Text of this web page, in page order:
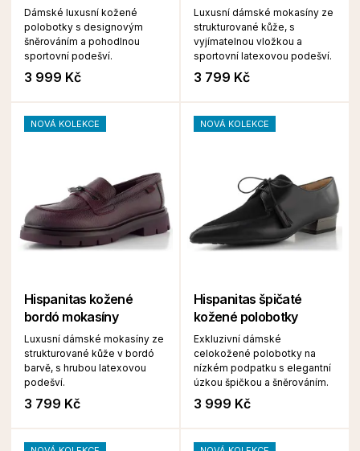
Dámské luxusní kožené
polobotky s designovým
šněrováním a pohodlnou
sportovní podešví.
3 999 Kč
Luxusní dámské mokasíny ze
strukturované kůže, s
vyjímatelnou vložkou a
sportovní latexovou podešví.
3 799 Kč
NOVÁ KOLEKCE
Hispanitas kožené
bordó mokasíny
Luxusní dámské mokasíny ze
strukturované kůže v bordó
barvě, s hrubou latexovou
podešví.
3 799 Kč
NOVÁ KOLEKCE
Hispanitas špičaté
kožené polobotky
Exkluzivní dámské
celokožené polobotky na
nízkém podpatku s elegantní
úzkou špičkou a šněrováním.
3 999 Kč